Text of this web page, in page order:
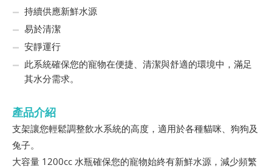
持續供應新鮮水源
易於清潔
安靜運行
此系統確保您的寵物在便捷、清潔與舒適的環境中，滿足
其水分需求。
產品介紹
支架讓您輕鬆調整飲水系統的高度，適用於各種貓咪、狗狗及
兔子。
大容量 1200cc 水瓶確保您的寵物始終有新鮮水源，減少頻繁